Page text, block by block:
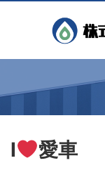
Ⅰ 愛車